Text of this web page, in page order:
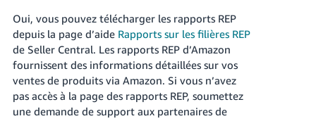
Oui, vous pouvez télécharger les rapports REP
depuis la page d’aide Rapports sur les filières REP
de Seller Central. Les rapports REP d’Amazon
fournissent des informations détaillées sur vos
ventes de produits via Amazon. Si vous n’avez
pas accès à la page des rapports REP, soumettez
une demande de support aux partenaires de